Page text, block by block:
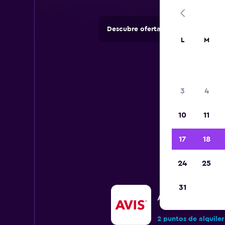
Descubre ofertas de agencias de
Avis
2 puntos de alquiler
L M
3 4
10 11
17 18
24 25
31